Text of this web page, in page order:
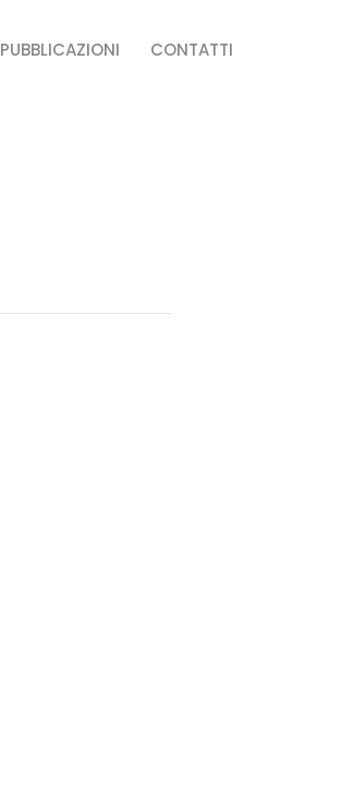
PUBBLICAZIONI CONTATTI